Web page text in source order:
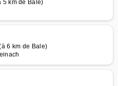
5 km de Bale)
6 km de Bale)